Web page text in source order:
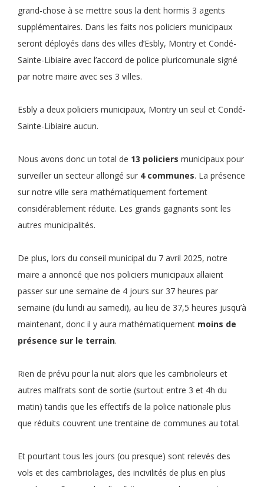
grand-chose à se mettre sous la dent hormis 3 agents
supplémentaires. Dans les faits nos policiers municipaux
seront déployés dans des villes d’Esbly, Montry et Condé-
Sainte-Libiaire avec l’accord de police pluricomunale signé
par notre maire avec ses 3 villes.
Esbly a deux policiers municipaux, Montry un seul et Condé-
Sainte-Libiaire aucun.
Nous avons donc un total de 13 policiers municipaux pour
surveiller un secteur allongé sur 4 communes. La présence
sur notre ville sera mathématiquement fortement
considérablement réduite. Les grands gagnants sont les
autres municipalités.
De plus, lors du conseil municipal du 7 avril 2025, notre
maire a annoncé que nos policiers municipaux allaient
passer sur une semaine de 4 jours sur 37 heures par
semaine (du lundi au samedi), au lieu de 37,5 heures jusqu’à
maintenant, donc il y aura mathématiquement moins de
présence sur le terrain.
Rien de prévu pour la nuit alors que les cambrioleurs et
autres malfrats sont de sortie (surtout entre 3 et 4h du
matin) tandis que les effectifs de la police nationale plus
que réduits couvrent une trentaine de communes au total.
Et pourtant tous les jours (ou presque) sont relevés des
vols et des cambriolages, des incivilités de plus en plus